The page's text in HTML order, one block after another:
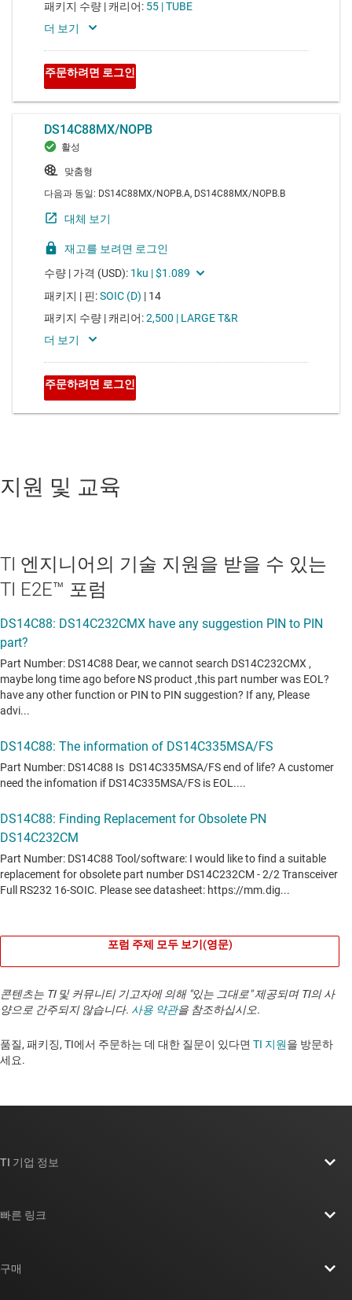
지원 및 교육
TI 엔지니어의 기술 지원을 받을 수 있는
TI E2E™ 포럼
포럼 주제 모두 보기(영문)
콘텐츠는 TI 및 커뮤니티 기고자에 의해 "있는 그대로" 제공되며 TI의 사
양으로 간주되지 않습니다. 사용 약관을 참조하십시오.
품질, 패키징, TI에서 주문하는 데 대한 질문이 있다면 TI 지원을 방문하
세요. ​​​​​​​​​​​​​​
TI 기업 정보
빠른 링크
구매